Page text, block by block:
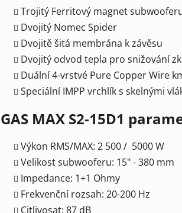
Trojitý Ferritový magnet
Dvojitý Nomec Spider
Dvojitě šitá membrána k závěsu
Dvojitý odvod tepla pro snižování
Duální 4-vrstvé Pure Copper Wire
Speciální IMPP vrchlík s skelnými
GAS MAX S2-15D1
Výkon RMS/MAX: 2 500 / 5000 W
Velikost subwooferu: 15" - 380 mm
Impedance: 1+1 Ohmy
Frekvenční rozsah: 20-200 Hz
Citlivosat: 87 dB